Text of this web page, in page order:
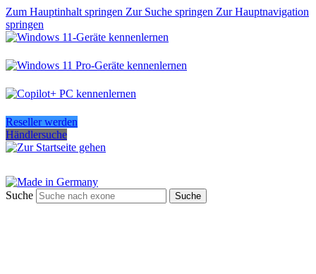
Zum Hauptinhalt springen Zur Suche springen Zur Hauptnavigation
springen
Reseller werden
Händlersuche
Suche Suche